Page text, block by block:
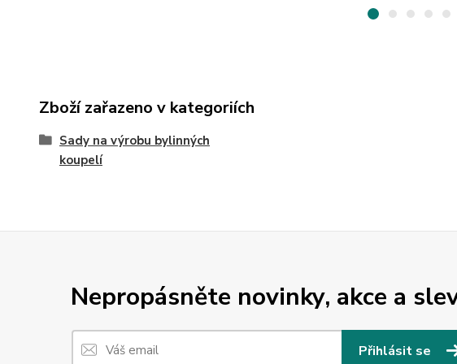
Zboží zařazeno v kategoriích
Sady na výrobu bylinných
koupelí
Nepropásněte novinky, akce a
Přihlásit se